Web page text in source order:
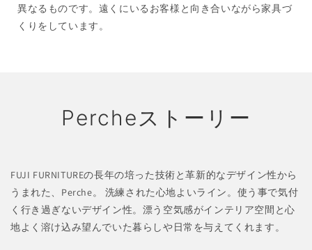
異なるものです。遠くにいるお客様と向き合いながら家具づ
くりをしています。
Percheストーリー
FUJI FURNITUREの長年の培った技術と革新的なデザイン性から
うまれた、Perche。 洗練された心地よいライン。使う事で気付
く行き過ぎないデザイン性。漂う空気感がインテリア空間と心
地よく溶け込み望んでいた暮らしや日常を与えてくれます。